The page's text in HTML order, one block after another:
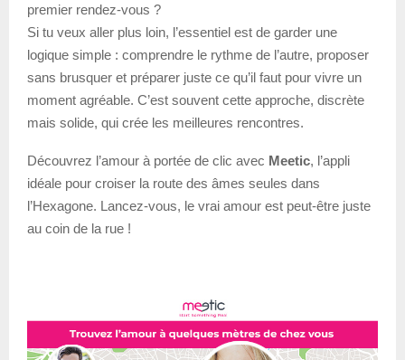
premier rendez-vous ?
Si tu veux aller plus loin, l’essentiel est de garder une
logique simple : comprendre le rythme de l’autre, proposer
sans brusquer et préparer juste ce qu’il faut pour vivre un
moment agréable. C’est souvent cette approche, discrète
mais solide, qui crée les meilleures rencontres.
Découvrez l’amour à portée de clic avec Meetic, l’appli
idéale pour croiser la route des âmes seules dans
l’Hexagone. Lancez-vous, le vrai amour est peut-être juste
au coin de la rue !